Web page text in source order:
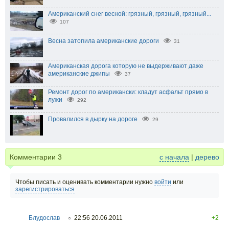
Американский снег весной: грязный, грязный, грязный...
107
Весна затопила американские дороги 31
Американская дорога которую не выдерживают даже
американские джипы
37
Ремонт дорог по американски: кладут асфальт прямо в
лужи
292
Провалился в дырку на дороге 29
Комментарии 3 с начала | дерево
Чтобы писать и оценивать комментарии нужно войти или
зарегистрироваться
Блудослав ○ 22:56 20.06.2011
+2